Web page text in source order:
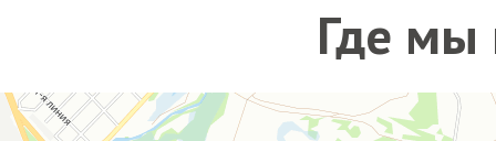
Где мы